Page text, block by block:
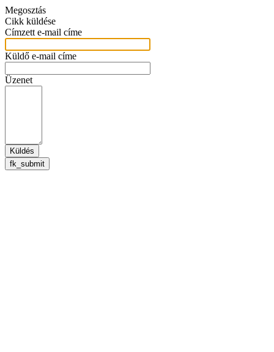
Megosztás
Cikk küldése
Címzett e-mail címe
Küldő e-mail címe
Üzenet